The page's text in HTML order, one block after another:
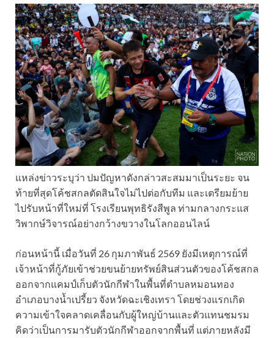
แหล่งข่าวระบุว่า ปมปัญหาดังกล่าวสะสมมาเป็นระยะ จน
ท้ายที่สุดโค้ชสกลตัดสินใจไม่ไปต่อกับทีม และเตรียมย้าย
ไปรับหน้าที่ใหม่ที่ โรงเรียนพุทธิรังสีพูล ท่ามกลางกระแส
วิพากษ์วิจารณ์อย่างกว้างขวางในโลกออนไลน์
ก่อนหน้านี้ เมื่อวันที่ 26 กุมภาพันธ์ 2569 ยังมีเหตุการณ์ที่
เจ้าหน้าที่กู้ภัยเข้าช่วยขนย้ายทรัพย์สินส่วนตัวของโค้ชสกล
ออกจากแคมป์เก็บตัวนักกีฬาในพื้นที่ตำบลหมอนทอง
อำเภอบางน้ำเปรี้ยว จังหวัดฉะเชิงเทรา โดยช่วงแรกเกิด
ความเข้าใจคลาดเคลื่อนกับผู้ใหญ่บ้านและตัวแทนชมรม
คิดว่าเป็นการมารับตัวนักกีฬาออกจากพื้นที่ แต่ภายหลังมี